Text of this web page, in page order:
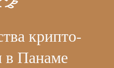
крипто-
в Панаме